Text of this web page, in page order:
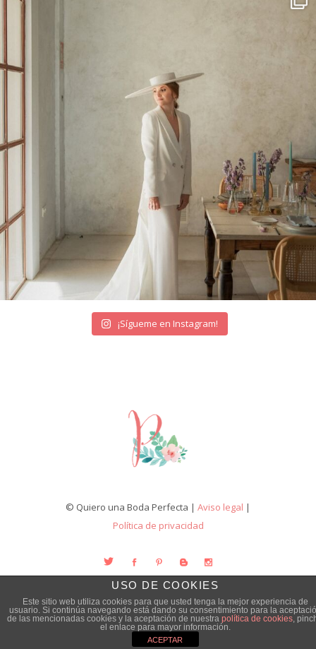
¡Sígueme en Instagram!
© Quiero una Boda Perfecta | Aviso legal |
Política de privacidad
USO DE COOKIES
Este sitio web utiliza cookies para que usted tenga la mejor experiencia de
usuario. Si continúa navegando está dando su consentimiento para la
de las mencionadas cookies y la aceptación de nuestra política de cookies,
el enlace para mayor información.
ACEPTAR